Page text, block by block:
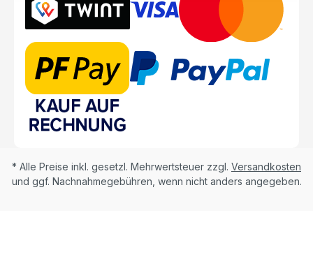
* Alle Preise inkl. gesetzl. Mehrwertsteuer zzgl. Versandkosten
und ggf. Nachnahmegebühren, wenn nicht anders angegeben.